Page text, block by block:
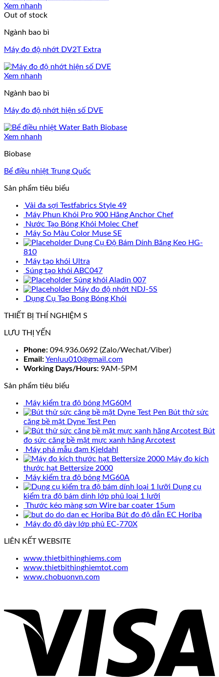
Xem nhanh
Out of stock
Ngành bao bì
Máy đo độ nhớt DV2T Extra
Xem nhanh
Ngành bao bì
Máy đo độ nhớt hiện số DVE
Xem nhanh
Biobase
Bể điều nhiệt Trung Quốc
Sản phẩm tiêu biểu
Vải đa sợi Testfabrics Style 49
Máy Phun Khói Pro 900 Hãng Anchor Chef
Nước Tạo Bóng Khói Molec Chef
Máy So Màu Color Muse SE
Dụng Cụ Độ Bám Dính Băng Keo HG-
810
Máy tạo khói Ultra
Súng tạo khói ABC047
Súng khói Aladin 007
Máy đo độ nhớt NDJ-5S
Dụng Cụ Tạo Bong Bóng Khói
THIẾT BỊ THÍ NGHIỆM S
LƯU THỊ YẾN
Phone: 094.936.0692 (Zalo/Wechat/Viber)
Email:Yenluu010@gmail.com
Working Days/Hours: 9AM-5PM
Sản phẩm tiêu biểu
Máy kiểm tra độ bóng MG60M
Bút thử sức
căng bề mặt Dyne Test Pen
Bút
đo sức căng bề mặt mực xanh hãng Arcotest
Máy phá mẫu đạm Kjeldahl
Máy đo kích
thước hạt Bettersize 2000
Máy kiểm tra độ bóng MG60A
Dụng cụ
kiểm tra độ bám dính lớp phủ loại 1 lưỡi
Thước kéo màng sơn Wire bar coater 15um
Bút đo độ dẫn EC Horiba
Máy đo độ dày lớp phủ EC-770X
LIÊN KẾT WEBSITE
www.thietbithinghiems.com
www.thietbithinghiemtot.com
www.chobuonvn.com